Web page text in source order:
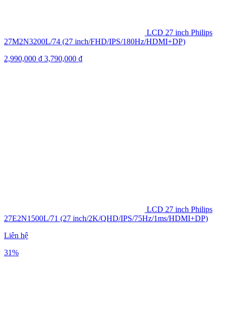
LCD 27 inch Philips
27M2N3200L/74 (27 inch/FHD/IPS/180Hz/HDMI+DP)
2,990,000 ₫ 3,790,000 ₫
LCD 27 inch Philips
27E2N1500L/71 (27 inch/2K/QHD/IPS/75Hz/1ms/HDMI+DP)
Liên hệ
31%